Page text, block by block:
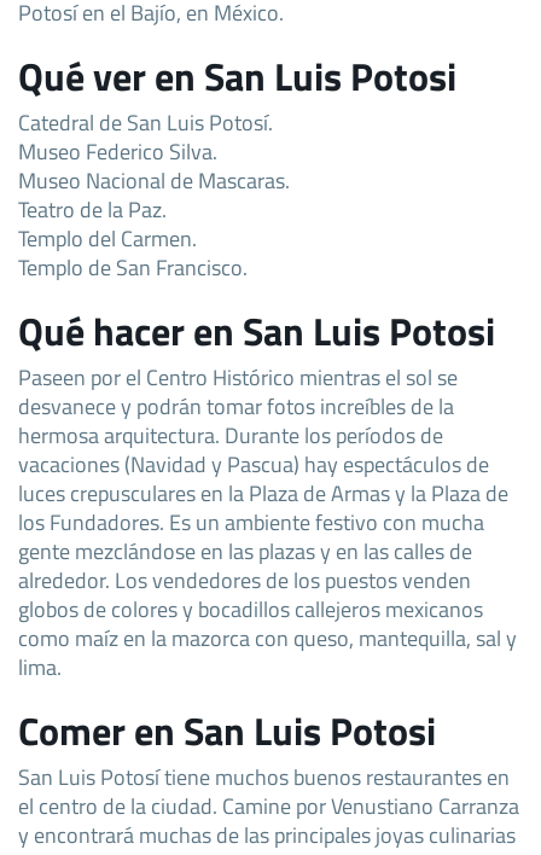
Potosí en el Bajío, en México.
Qué ver en San Luis Potosi
Catedral de San Luis Potosí.
Museo Federico Silva.
Museo Nacional de Mascaras.
Teatro de la Paz.
Templo del Carmen.
Templo de San Francisco.
Qué hacer en San Luis Potosi
Paseen por el Centro Histórico mientras el sol se
desvanece y podrán tomar fotos increíbles de la
hermosa arquitectura. Durante los períodos de
vacaciones (Navidad y Pascua) hay espectáculos de
luces crepusculares en la Plaza de Armas y la Plaza de
los Fundadores. Es un ambiente festivo con mucha
gente mezclándose en las plazas y en las calles de
alrededor. Los vendedores de los puestos venden
globos de colores y bocadillos callejeros mexicanos
como maíz en la mazorca con queso, mantequilla, sal y
lima.
Comer en San Luis Potosi
San Luis Potosí tiene muchos buenos restaurantes en
el centro de la ciudad. Camine por Venustiano Carranza
y encontrará muchas de las principales joyas culinarias